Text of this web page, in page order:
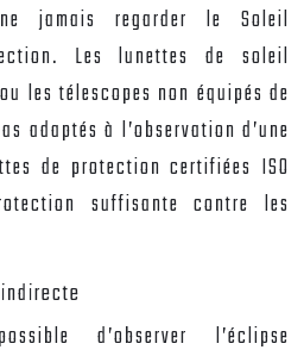
jamais regarder le Soleil
Les lunettes de soleil
les télescopes non équipés de
adaptés à l’observation d’une
de protection certifiées ISO
suffisante contre les
d’observer l’éclipse